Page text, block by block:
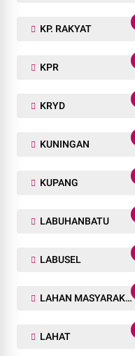
KP. RAKYAT
KPR
KRYD
KUNINGAN
KUPANG
LABUHANBATU
LABUSEL
LAHAN MASYARAKAT
LAHAT